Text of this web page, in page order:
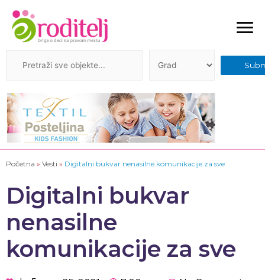
Početna » Vesti » Digitalni bukvar nenasilne komunikacije za sve
Digitalni bukvar
nenasilne
komunikacije za sve